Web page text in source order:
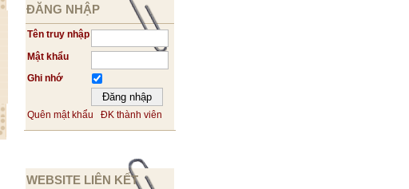
ĐĂNG NHẬP
Tên truy nhập
Mật khẩu
Ghi nhớ
Quên mật khẩu ĐK thành viên
WEBSITE LIÊN KẾT